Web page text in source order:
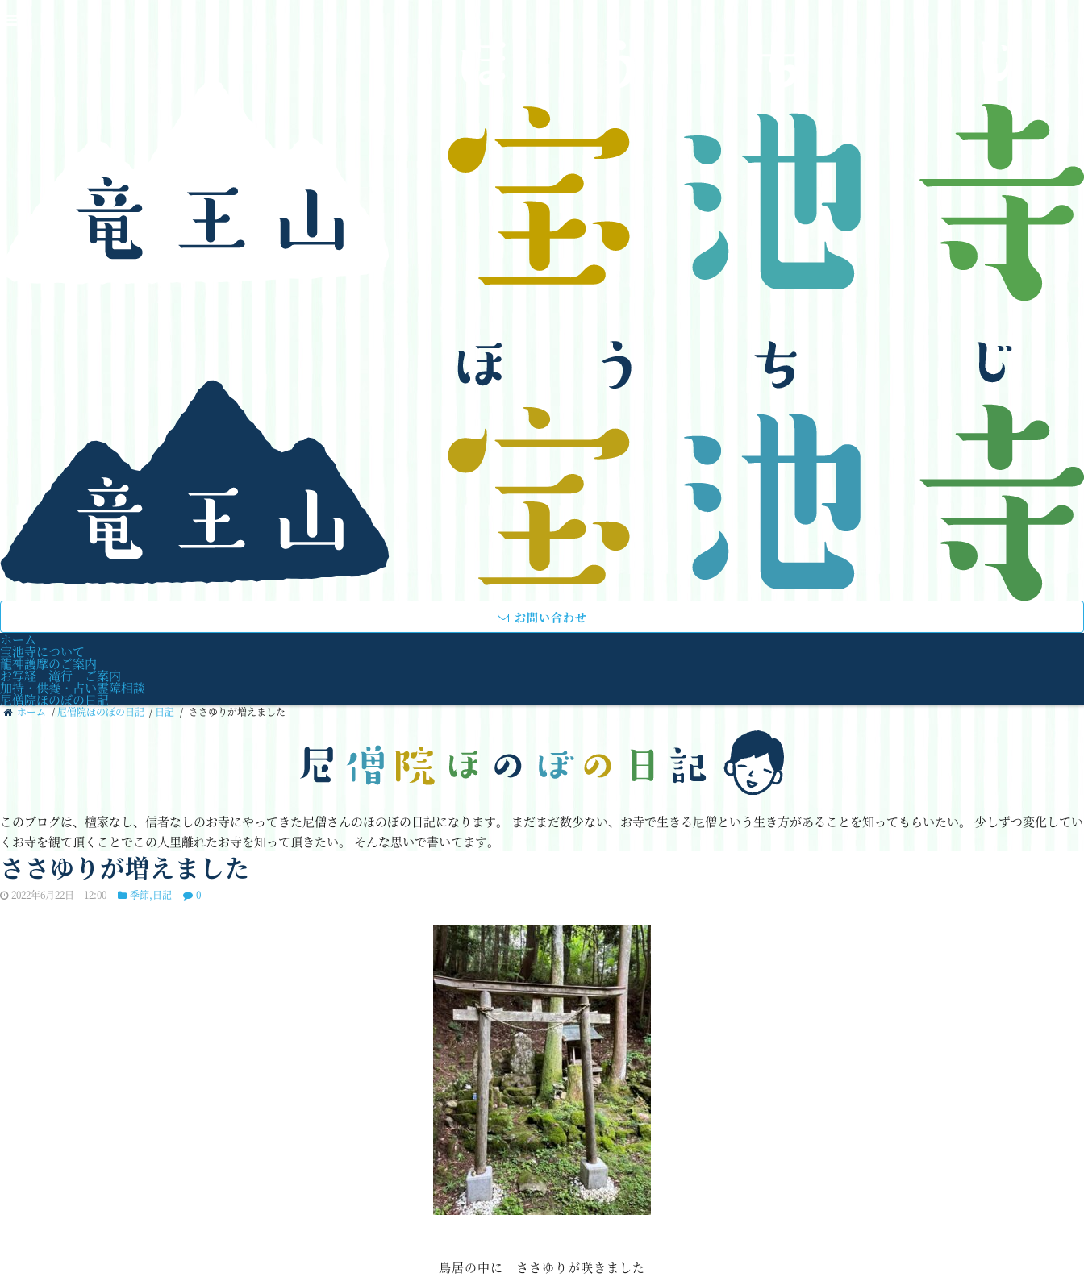
お問い合わせ
ホーム
宝池寺について
龍神護摩のご案内
お写経 滝行 ご案内
加持・供養・占い霊障相談
尼僧院ほのぼの日記
ホーム /尼僧院ほのぼの日記 /日記 / ささゆりが増えました
このブログは、檀家なし、信者なしのお寺にやってきた尼僧さんのほのぼの日記になります。 まだまだ数少ない、お寺で生きる尼僧という生き方があることを知ってもらいたい。
少しずつ変化してい
くお寺を観て頂くことでこの人里離れたお寺を知って頂きたい。 そんな思いで書いてます。
ささゆりが増えました
2022年6月22日 12:00 季節,日記 0
鳥居の中に ささゆりが咲きました